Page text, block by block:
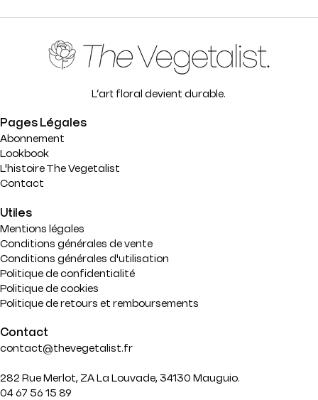
L’art floral devient durable.
Pages Légales
Abonnement
Lookbook
L'histoire The Vegetalist
Contact
Utiles
Mentions légales
Conditions générales de vente
Conditions générales d'utilisation
Politique de confidentialité
Politique de cookies
Politique de retours et remboursements
Contact
contact@thevegetalist.fr
282 Rue Merlot, ZA La Louvade, 34130 Mauguio.
04 67 56 15 89